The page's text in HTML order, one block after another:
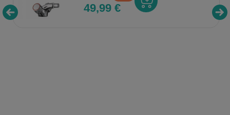
49,99 €